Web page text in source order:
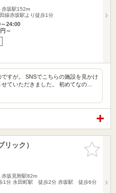
赤坂駅152m
線赤坂駅より徒歩1分
24:00
～
すが。 SNSでこちらの施設を見かけ
ていただきました。 初めてなの…
お気に入
りに追加
ック）
赤坂見附駅82m
1分 永田町駅 徒歩2分 赤坂駅 徒歩6分